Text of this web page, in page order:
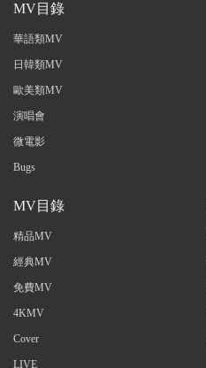
MV目錄
華語類MV
日韓類MV
歐美類MV
演唱會
微電影
Bugs
MV目錄
精品MV
經典MV
免費MV
4KMV
Cover
LIVE